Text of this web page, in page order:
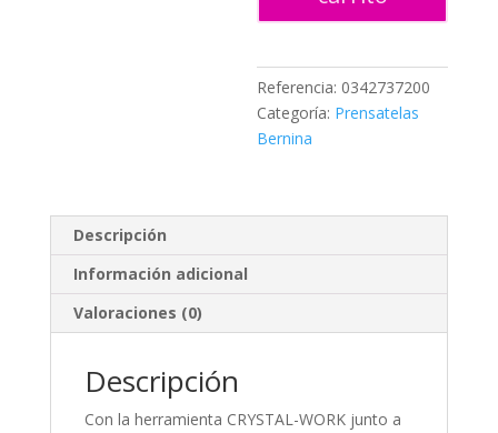
Referencia: 0342737200
Categoría: Prensatelas
Bernina
Descripción
Información adicional
Valoraciones (0)
Descripción
Con la herramienta CRYSTAL-WORK junto a